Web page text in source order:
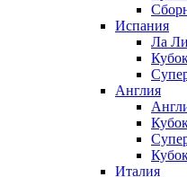
Испания
Ла
Англия
Италия